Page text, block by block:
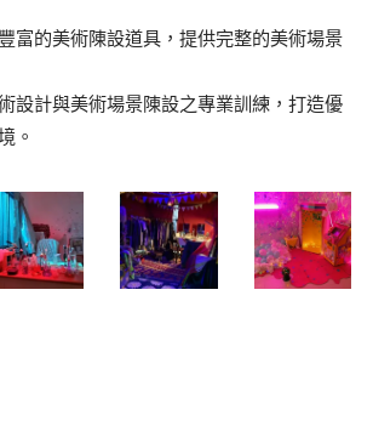
富的美術陳設道具，提供完整的美術場景
設計與美術場景陳設之專業訓練，打造優
。